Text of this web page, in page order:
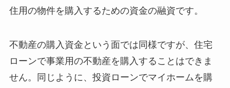
住用の物件を購入するための資金の融資です。
不動産の購入資金という面では同様ですが、住宅
ローンで事業用の不動産を購入することはできま
せん。同じように、投資ローンでマイホームを購